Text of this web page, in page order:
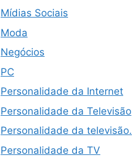
Mídias Sociais
Moda
Negócios
PC
Personalidade da Internet
Personalidade da Televisão
Personalidade da televisão.
Personalidade da TV